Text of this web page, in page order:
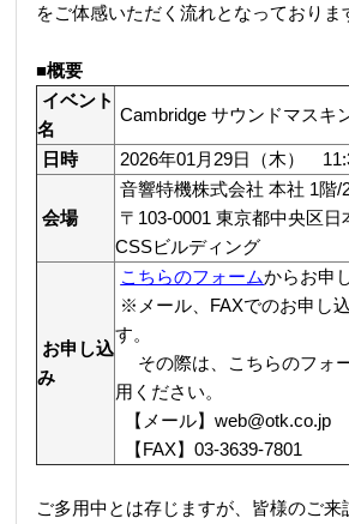
をご体感いただく流れとなっておりま
■概要
イベント
名
Cambridge サウンドマスキ
日時 2026年01月29日（木）
会場
音響特機株式会社 本社 1階/
〒103-0001 東京都中央区日
CSSビルディング
お申し込
み
こちらのフォームからお申
※メール、FAXでのお申し
す。
その際は、こちらのフォ
用ください。
【メール】web@otk.co.jp
【FAX】03-3639-7801
ご多用中とは存じますが、皆様のご来